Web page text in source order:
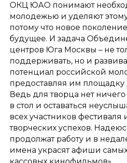
ОКЦ ЮАО понимают
молодежью и уделяют
потому что новое
будущее. И задача
центров Юга Москвы – не
поддерживать, но и
потенциал российской
предоставляя им площадку
Ведь для творца нет ничего
в стол и оставаться
всех участников
творческих успехов.
продолжат работу и в
имена украсят афиши